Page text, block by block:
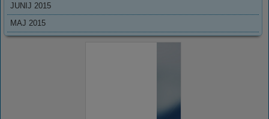
JUNIJ 2015
MAJ 2015